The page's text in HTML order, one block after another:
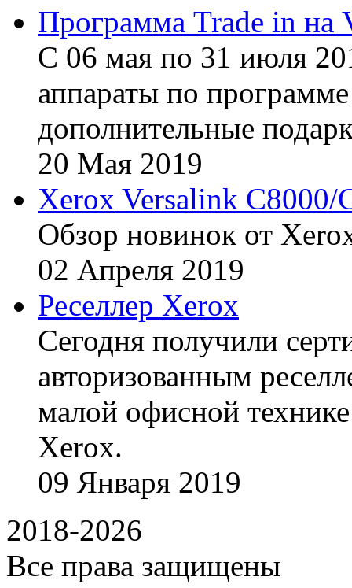
Программа Trade in на
С 06 мая по 31 июля
аппараты по
дополнительные
20 Мая 2019
Xerox Versalink C8000/
Обзор новинок от
02 Апреля 2019
Реселлер Xerox
Сегодня получили
авторизованным
малой офисной
Xerox.
09 Января 2019
2018-2026
Все права защищены